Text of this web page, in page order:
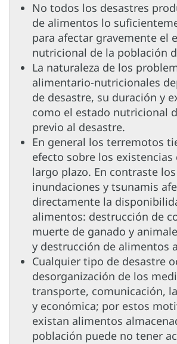
No todos los desastres
de alimentos lo
para afectar gravemente el
nutricional de la población
La naturaleza de los
alimentario-nutricionales
de desastre, su duración y
como el estado nutricional
previo al desastre.
En general los terremotos
efecto sobre los
largo plazo. En contraste
inundaciones y tsunamis
directamente la
alimentos: destrucción de
muerte de ganado y
y destrucción de alimentos
Cualquier tipo de desastre
desorganización de los
transporte, comunicación,
y económica; por estos
existan alimentos
población puede no tener